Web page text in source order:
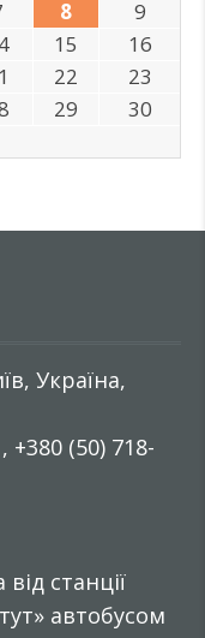
8
9
15
16
22
23
29
30
Україна,
+380 (50) 718-
станції
автобусом